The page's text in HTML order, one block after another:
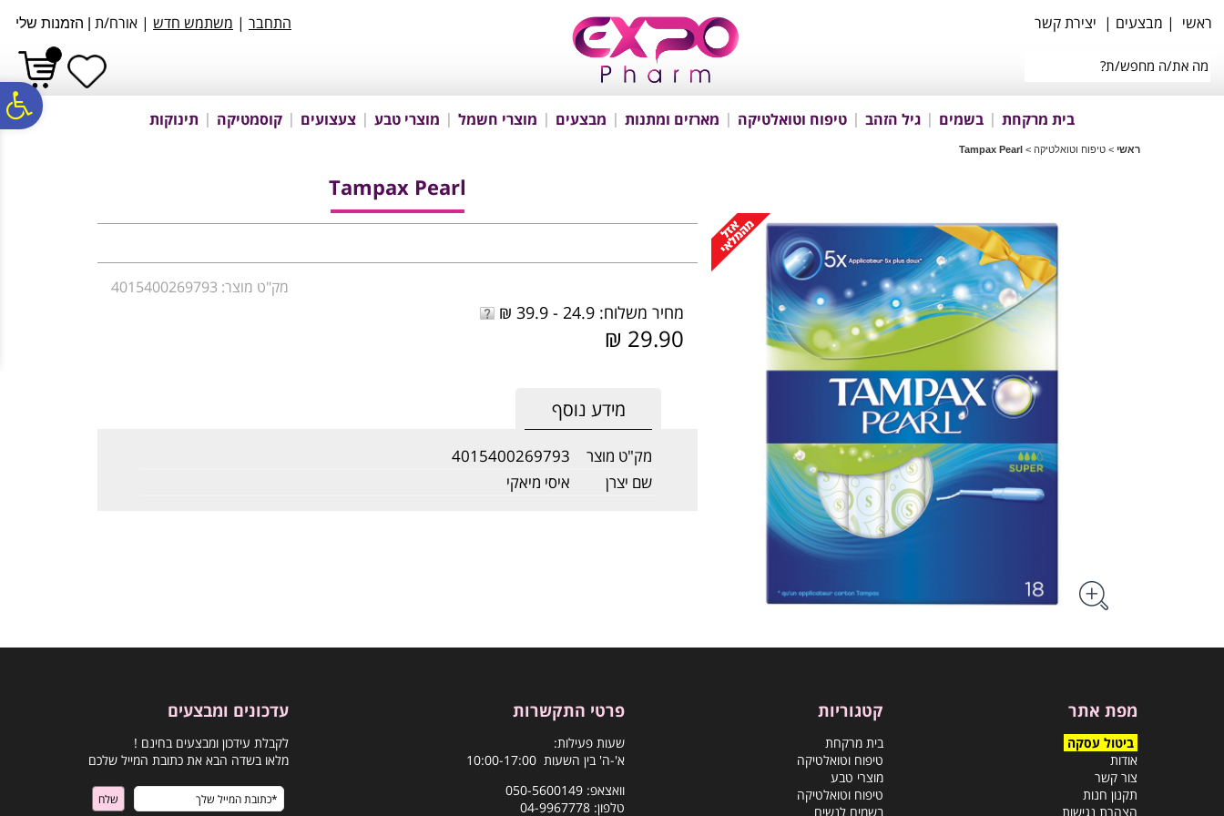
נגישות
אתר
המרכזי
ראשי | מבצעים | יצירת קשר התחבר | משתמש חדש | אורח/ת הזמנות שלי
בית מרקחת בשמים גיל הזהב טיפוח וטואלטיקה מארזים ומתנות מבצעים מוצרי חשמל מוצרי טבע צעצועים קוסמטיקה תינוקות
ראשי > טיפוח וטואלטיקה >
Tampax Pearl
Tampax Pearl
מק"ט מוצר: 4015400269793
מחיר משלוח: 24.9 - 39.9 ₪
29.90 ₪
מידע נוסף
מק"ט מוצר
4015400269793
שם יצרן
איסי מיאקי
מפת אתר
ביטול עסקה
אודות
צור קשר
תקנון חנות
הצהרת נגישות
קטגוריות
בית מרקחת
טיפוח וטואלטיקה
מוצרי טבע
טיפוח וטואלטיקה
בשמים לנשים
פרטי התקשרות
שעות פעילות:
א'-ה' בין השעות 10:00-17:00
וואצאפ: 050-5600149
טלפון: 04-9967778
עדכונים ומבצעים
לקבלת עידכון ומבצעים בחינם !
מלאו בשדה הבא את כתובת המייל שלכם